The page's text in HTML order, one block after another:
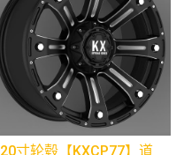
20寸轮毂【KXCP77】道